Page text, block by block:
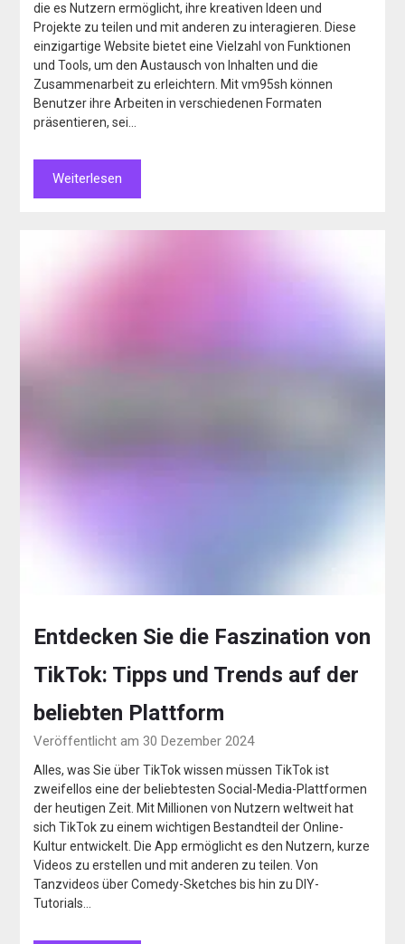
die es Nutzern ermöglicht, ihre kreativen Ideen und
Projekte zu teilen und mit anderen zu interagieren. Diese
einzigartige Website bietet eine Vielzahl von Funktionen
und Tools, um den Austausch von Inhalten und die
Zusammenarbeit zu erleichtern. Mit vm95sh können
Benutzer ihre Arbeiten in verschiedenen Formaten
präsentieren, sei…
Weiterlesen
Entdecken Sie die Faszination von
TikTok: Tipps und Trends auf der
beliebten Plattform
Veröffentlicht am 30 Dezember 2024
Alles, was Sie über TikTok wissen müssen TikTok ist
zweifellos eine der beliebtesten Social-Media-Plattformen
der heutigen Zeit. Mit Millionen von Nutzern weltweit hat
sich TikTok zu einem wichtigen Bestandteil der Online-
Kultur entwickelt. Die App ermöglicht es den Nutzern, kurze
Videos zu erstellen und mit anderen zu teilen. Von
Tanzvideos über Comedy-Sketches bis hin zu DIY-
Tutorials…